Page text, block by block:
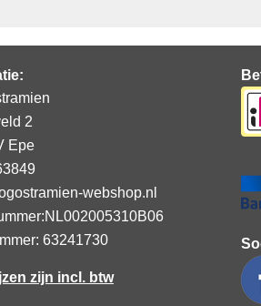
2
Epe
webshop.nl
63241730
zijn incl. btw